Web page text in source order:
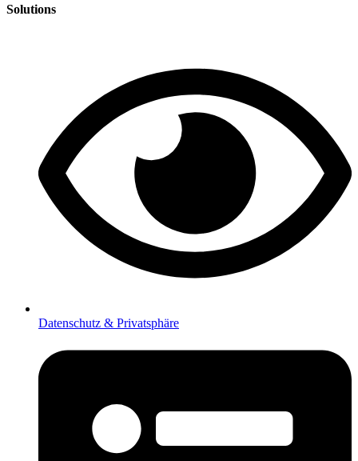
Solutions
Datenschutz & Privatsphäre